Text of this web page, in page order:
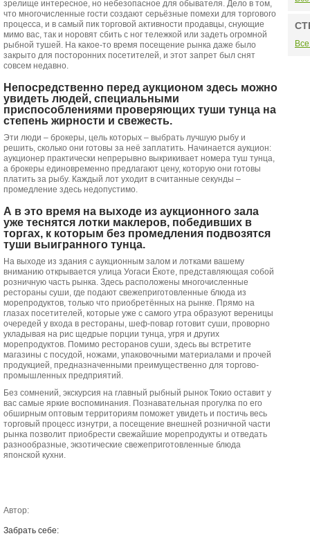
зрелище интересное, но небезопасное для обывателя. Дело в том,
что многочисленные гости создают серьёзные помехи для торгового
процесса, и в самый пик торговой активности продавцы, снующие
мимо вас, так и норовят сбить с ног тележкой или задеть огромной
рыбной тушей. На какое-то время посещение рынка даже было
закрыто для посторонних посетителей, и этот запрет был снят
совсем недавно.
Непосредственно перед аукционом здесь можно
увидеть людей, специальными
приспособлениями проверяющих туши тунца на
степень жирности и свежесть.
Эти люди – брокеры, цель которых – выбрать лучшую рыбу и
решить, сколько они готовы за неё заплатить. Начинается аукцион:
аукционер практически непрерывно выкрикивает номера туш тунца,
а брокеры единовременно предлагают цену, которую они готовы
платить за рыбу. Каждый лот уходит в считанные секунды –
промедление здесь недопустимо.
А в это время на выходе из аукционного зала
уже теснятся лотки маклеров, победивших в
торгах, к которым без промедления подвозятся
туши выигранного тунца.
На выходе из здания с аукционным залом и лотками вашему
вниманию открывается улица Уогаси Ёкоте, представляющая собой
розничную часть рынка. Здесь расположены многочисленные
рестораны суши, где подают свежеприготовленные блюда из
морепродуктов, только что приобретённых на рынке. Прямо на
глазах посетителей, которые уже с самого утра образуют вереницы
очередей у входа в рестораны, шеф-повар готовит суши, проворно
укладывая на рис щедрые порции тунца, угря и других
морепродуктов. Помимо ресторанов суши, здесь вы встретите
магазины с посудой, ножами, упаковочными материалами и прочей
продукцией, предназначенными преимущественно для торгово-
промышленных предприятий.
Без сомнений, экскурсия на главный рыбный рынок Токио оставит у
вас самые яркие воспоминания. Познавательная прогулка по его
обширным оптовым территориям поможет увидеть и постичь весь
торговый процесс изнутри, а посещение внешней розничной части
рынка позволит приобрести свежайшие морепродукты и отведать
разнообразные, экзотические свежеприготовленные блюда
японской кухни.
Автор:
Забрать себе: